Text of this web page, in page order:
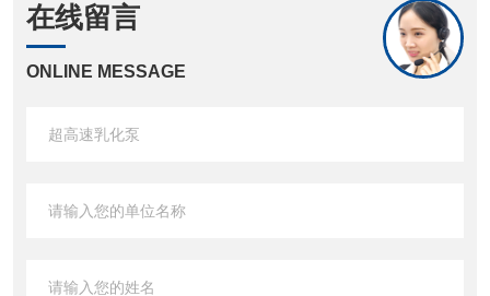
在线留言
ONLINE MESSAGE